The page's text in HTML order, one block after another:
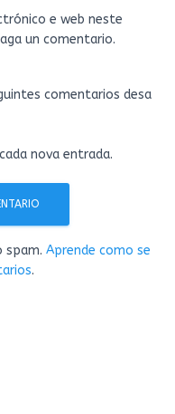
e web neste
un comentario.
comentarios desa
nova entrada.
spam. Aprende como se
.